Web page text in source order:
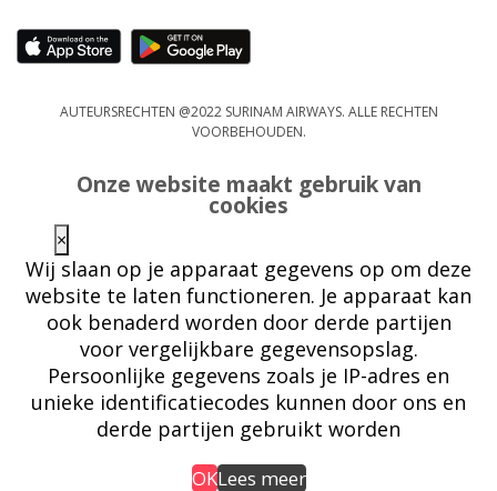
AUTEURSRECHTEN @2022 SURINAM AIRWAYS. ALLE RECHTEN
VOORBEHOUDEN.
Onze website maakt gebruik van
cookies
×
Wij slaan op je apparaat gegevens op om deze
website te laten functioneren. Je apparaat kan
ook benaderd worden door derde partijen
voor vergelijkbare gegevensopslag.
Persoonlijke gegevens zoals je IP-adres en
unieke identificatiecodes kunnen door ons en
derde partijen gebruikt worden
OKLees meer